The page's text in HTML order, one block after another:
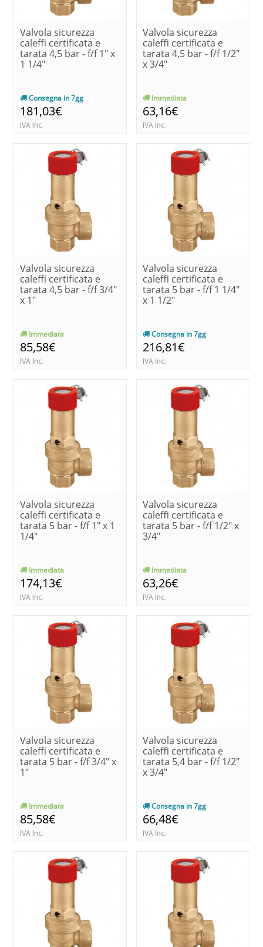
Valvola sicurezza
caleffi certificata e
tarata 4,5 bar - f/f 1" x
1 1/4"
Consegna in 7gg
181,03€
IVA Inc.
Valvola sicurezza
caleffi certificata e
tarata 4,5 bar - f/f 1/2"
x 3/4"
Immediata
63,16€
IVA Inc.
Valvola sicurezza
caleffi certificata e
tarata 4,5 bar - f/f 3/4"
x 1"
Immediata
85,58€
IVA Inc.
Valvola sicurezza
caleffi certificata e
tarata 5 bar - f/f 1 1/4"
x 1 1/2"
Consegna in 7gg
216,81€
IVA Inc.
Valvola sicurezza
caleffi certificata e
tarata 5 bar - f/f 1" x 1
1/4"
Immediata
174,13€
IVA Inc.
Valvola sicurezza
caleffi certificata e
tarata 5 bar - f/f 1/2" x
3/4"
Immediata
63,26€
IVA Inc.
Valvola sicurezza
caleffi certificata e
tarata 5 bar - f/f 3/4" x
1"
Immediata
85,58€
IVA Inc.
Valvola sicurezza
caleffi certificata e
tarata 5,4 bar - f/f 1/2"
x 3/4"
Consegna in 7gg
66,48€
IVA Inc.